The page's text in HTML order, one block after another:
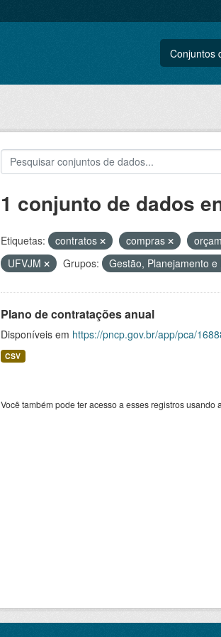
Conjuntos
1 conjunto de dados
Etiquetas: contratos compras
UFVJM
Grupos: Gestão, Planejamento
Plano de contratações anual
Disponíveis em https://pncp.gov.br/app/pca/
CSV
Você também pode ter acesso a esses registros usando a